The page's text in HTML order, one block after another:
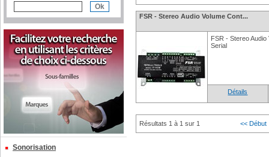
Sonorisation
FSR - Stereo Audio Volume Cont...
FSR - Stereo
Serial
Détails
Résultats 1 à 1 sur 1 << Début